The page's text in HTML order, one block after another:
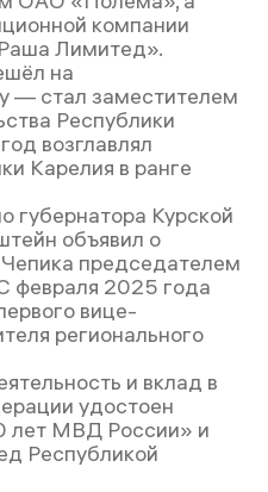
компании
Лимитед».
на
— стал заместителем
Республики
возглавлял
Карелия в ранге
губернатора Курской
объявил о
председателем
февраля 2025 года
вице-
регионального
и вклад в
удостоен
лет МВД России» и
Республикой